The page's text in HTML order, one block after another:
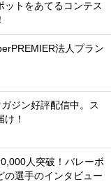
ットをあてるコンテス
法人プラン
ジン好評配信中。ス
！
人突破！バレーボ
の選手のインタビュー